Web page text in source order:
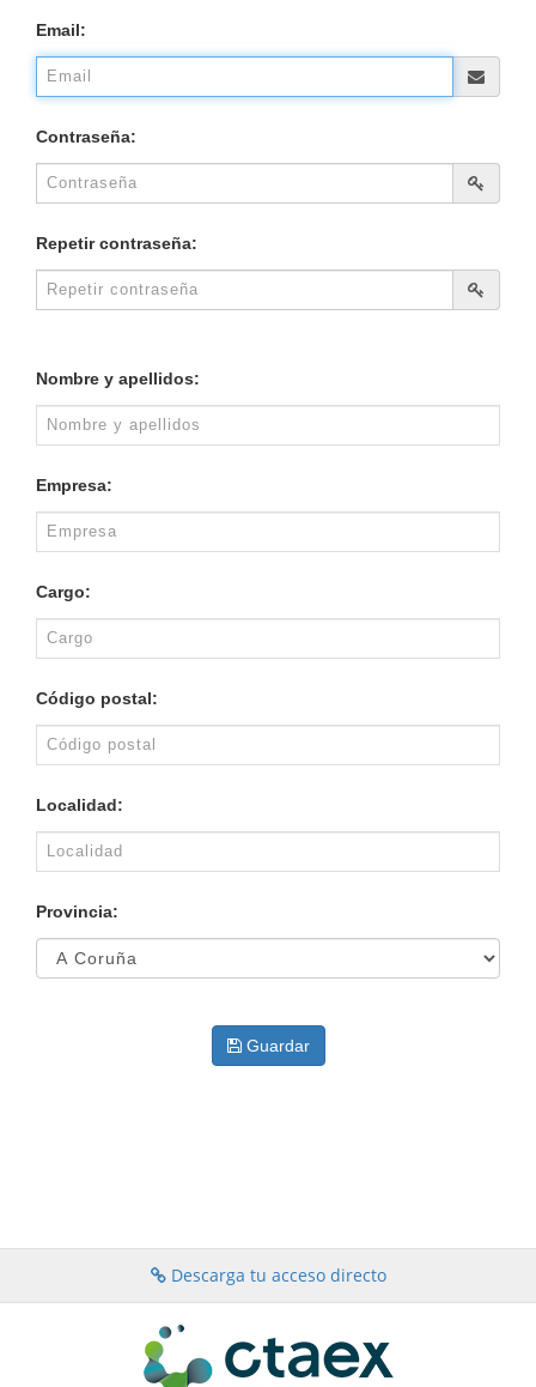
Email:
Contraseña:
Repetir contraseña:
Nombre y apellidos:
Empresa:
Cargo:
Código postal:
Localidad:
Provincia:
Guardar
Descarga tu acceso directo